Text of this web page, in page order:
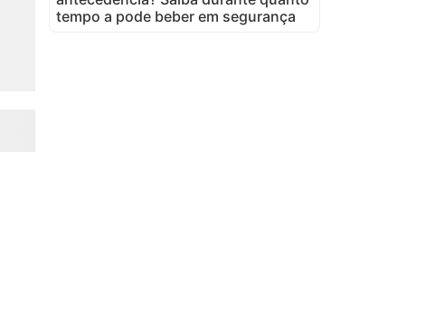
tempo a pode beber em segurança